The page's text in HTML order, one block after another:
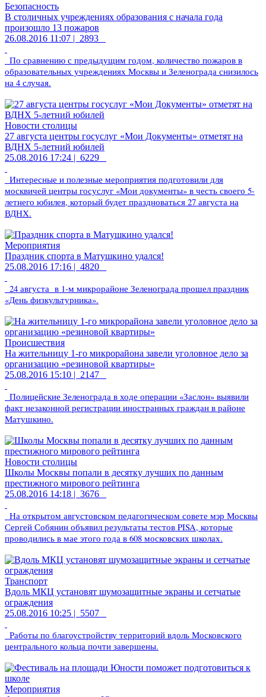
Безопасность
В столичных учреждениях образования с начала года
произошло 13 пожаров
26.08.2016 11:07 | 2893
По сравнению с предыдущим годом, количество пожаров в
образовательных учреждениях Москвы и Зеленограда снизилось
на 4 случая.
Новости столицы
27 августа центры госуслуг «Мои Документы» отметят на
ВДНХ 5-летний юбилей
25.08.2016 17:24 | 6229
Интересные и полезные мероприятия подготовили для
москвичей центры госуслуг «Мои документы» в честь своего 5-
летнего юбилея, который будет праздноваться 27 августа на
ВДНХ.
Мероприятия
Праздник спорта в Матушкино удался!
25.08.2016 17:16 | 4820
24 августа в 1-м микрорайоне Зеленограда прошел праздник
«День физкультурника».
Происшествия
На жительницу 1-го микрорайона завели уголовное дело за
организацию «резиновой квартиры»
25.08.2016 15:10 | 2147
Полицейские Зеленограда в ходе операции «Заслон» выявили
факт незаконной регистрации иностранных граждан в районе
Матушкино.
Новости столицы
Школы Москвы попали в десятку лучших по данным
престижного мирового рейтинга
25.08.2016 14:18 | 3676
На открытом августовском педагогическом совете мэр Москвы
Сергей Собянин объявил результаты тестов PISA, которые
проводились в мае этого года в 608 московских школах.
Транспорт
Вдоль МКЦ установят шумозащитные экраны и сетчатые
ограждения
25.08.2016 10:25 | 5507
Работы по благоустройству территорий вдоль Московского
центрального кольца почти завершены.
Мероприятия